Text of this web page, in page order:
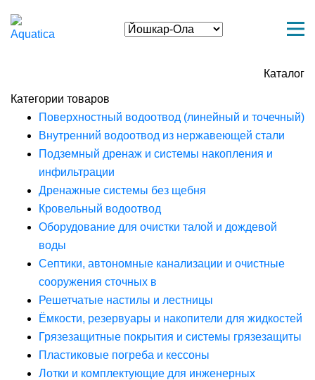
Каталог
Категории товаров
Поверхностный водоотвод (линейный и точечный)
Внутренний водоотвод из нержавеющей стали
Подземный дренаж и системы накопления и
инфильтрации
Дренажные системы без щебня
Кровельный водоотвод
Оборудование для очистки талой и дождевой
воды
Септики, автономные канализации и очистные
сооружения сточных в
Решетчатые настилы и лестницы
Ёмкости, резервуары и накопители для жидкостей
Грязезащитные покрытия и системы грязезащиты
Пластиковые погреба и кессоны
Лотки и комплектующие для инженерных